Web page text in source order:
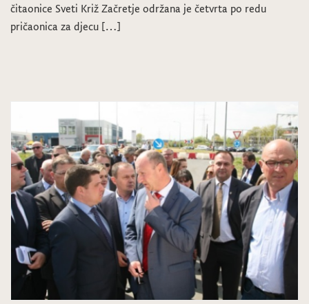
čitaonice Sveti Križ Začretje održana je četvrta po redu
pričaonica za djecu […]